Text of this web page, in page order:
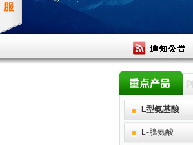
L型氨基酸
L-胱氨酸